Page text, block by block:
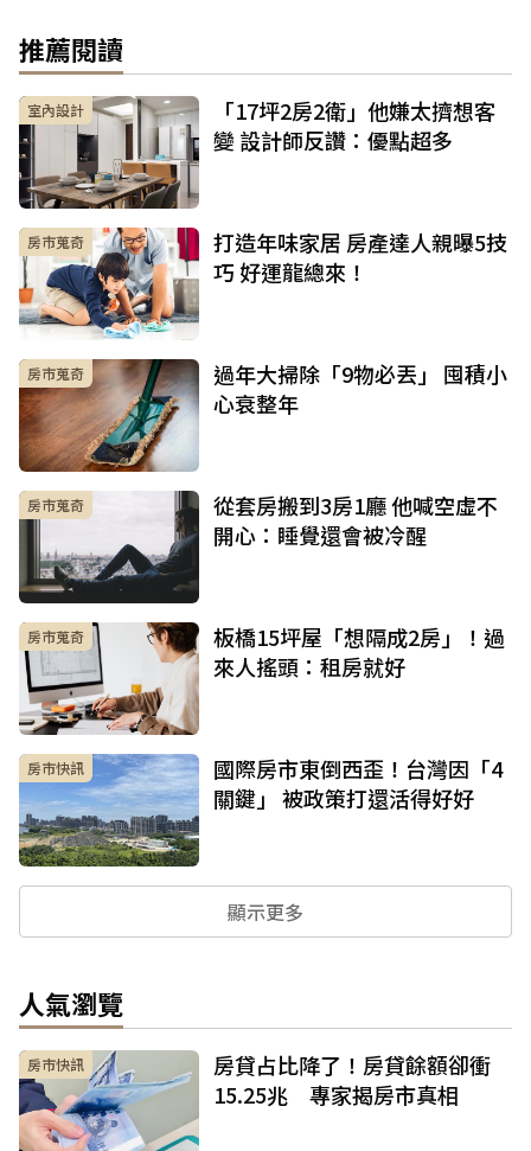
推薦閱讀
室內設計
「17坪2房2衛」他嫌太擠想客
變 設計師反讚：優點超多
房市蒐奇
打造年味家居 房產達人親曝5技
巧 好運龍總來！
房市蒐奇
過年大掃除「9物必丟」 囤積小
心衰整年
房市蒐奇
從套房搬到3房1廳 他喊空虛不
開心：睡覺還會被冷醒
房市蒐奇
板橋15坪屋「想隔成2房」！過
來人搖頭：租房就好
房市快訊
國際房市東倒西歪！台灣因「4
關鍵」 被政策打還活得好好
顯示更多
人氣瀏覽
房市快訊
房貸占比降了！房貸餘額卻衝
15.25兆 專家揭房市真相